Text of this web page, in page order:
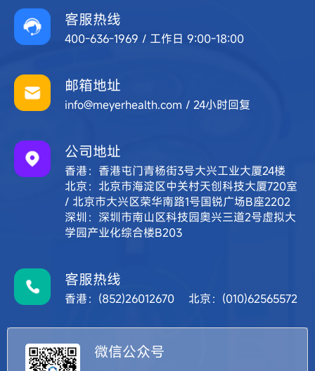
客服热线
400-636-1969 / 工作日 9:00-18:00
邮箱地址
info@meyerhealth.com / 24小时回复
公司地址
香港：香港屯门青杨街3号大兴工业大厦24楼
北京：北京市海淀区中关村天创科技大厦720室
/ 北京市大兴区荣华南路1号国锐广场B座2202
深圳：深圳市南山区科技园奥兴三道2号虚拟大
学园产业化综合楼B203
客服热线
香港：(852)26012670 北京：(010)62565572
微信公众号